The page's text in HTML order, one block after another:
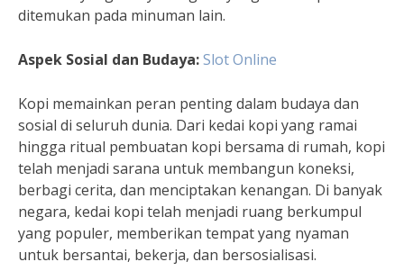
ditemukan pada minuman lain.
Aspek Sosial dan Budaya:Slot Online
Kopi memainkan peran penting dalam budaya dan
sosial di seluruh dunia. Dari kedai kopi yang ramai
hingga ritual pembuatan kopi bersama di rumah, kopi
telah menjadi sarana untuk membangun koneksi,
berbagi cerita, dan menciptakan kenangan. Di banyak
negara, kedai kopi telah menjadi ruang berkumpul
yang populer, memberikan tempat yang nyaman
untuk bersantai, bekerja, dan bersosialisasi.